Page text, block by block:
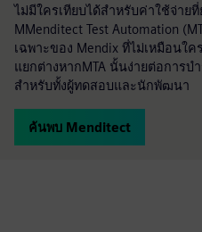
ไม่มีใครเทียบได้สำหรับค่าใช้จ่าย
MMenditect Test Automation
เฉพาะของ Mendix ที่ไม่เหมือนใ
แยกต่างหากMTA นั้นง่ายต่อการบ
สำหรับทั้งผู้ทดสอบและนักพัฒนา
ค้นพบ Menditect